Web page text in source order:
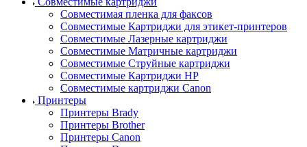
Совместимая пленка для факсов
Совместимые Картриджи для этикет-принтеров
Совместимые Лазерные картриджи
Совместимые Матричные картриджи
Совместимые Струйные картриджи
Совместимые Картриджи HP
Совместимые картриджи Canon
Принтеры
Принтеры Brady
Принтеры Brother
Принтеры Canon